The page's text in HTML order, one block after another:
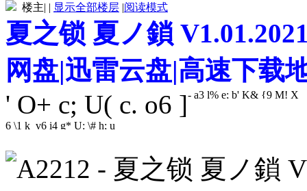
楼主| | 显示全部楼层 |阅读模式
夏之锁 夏ノ鎖
网盘|迅雷云盘|高速下载
' O+ c; U( c. o6 ]- a3 l% e; b' K& {9 M! X
6 \1 k v6 i4 g* U: \# h; u